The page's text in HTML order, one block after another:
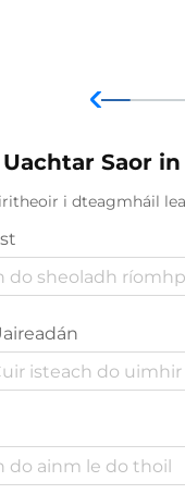
Saor
i dteagmháil